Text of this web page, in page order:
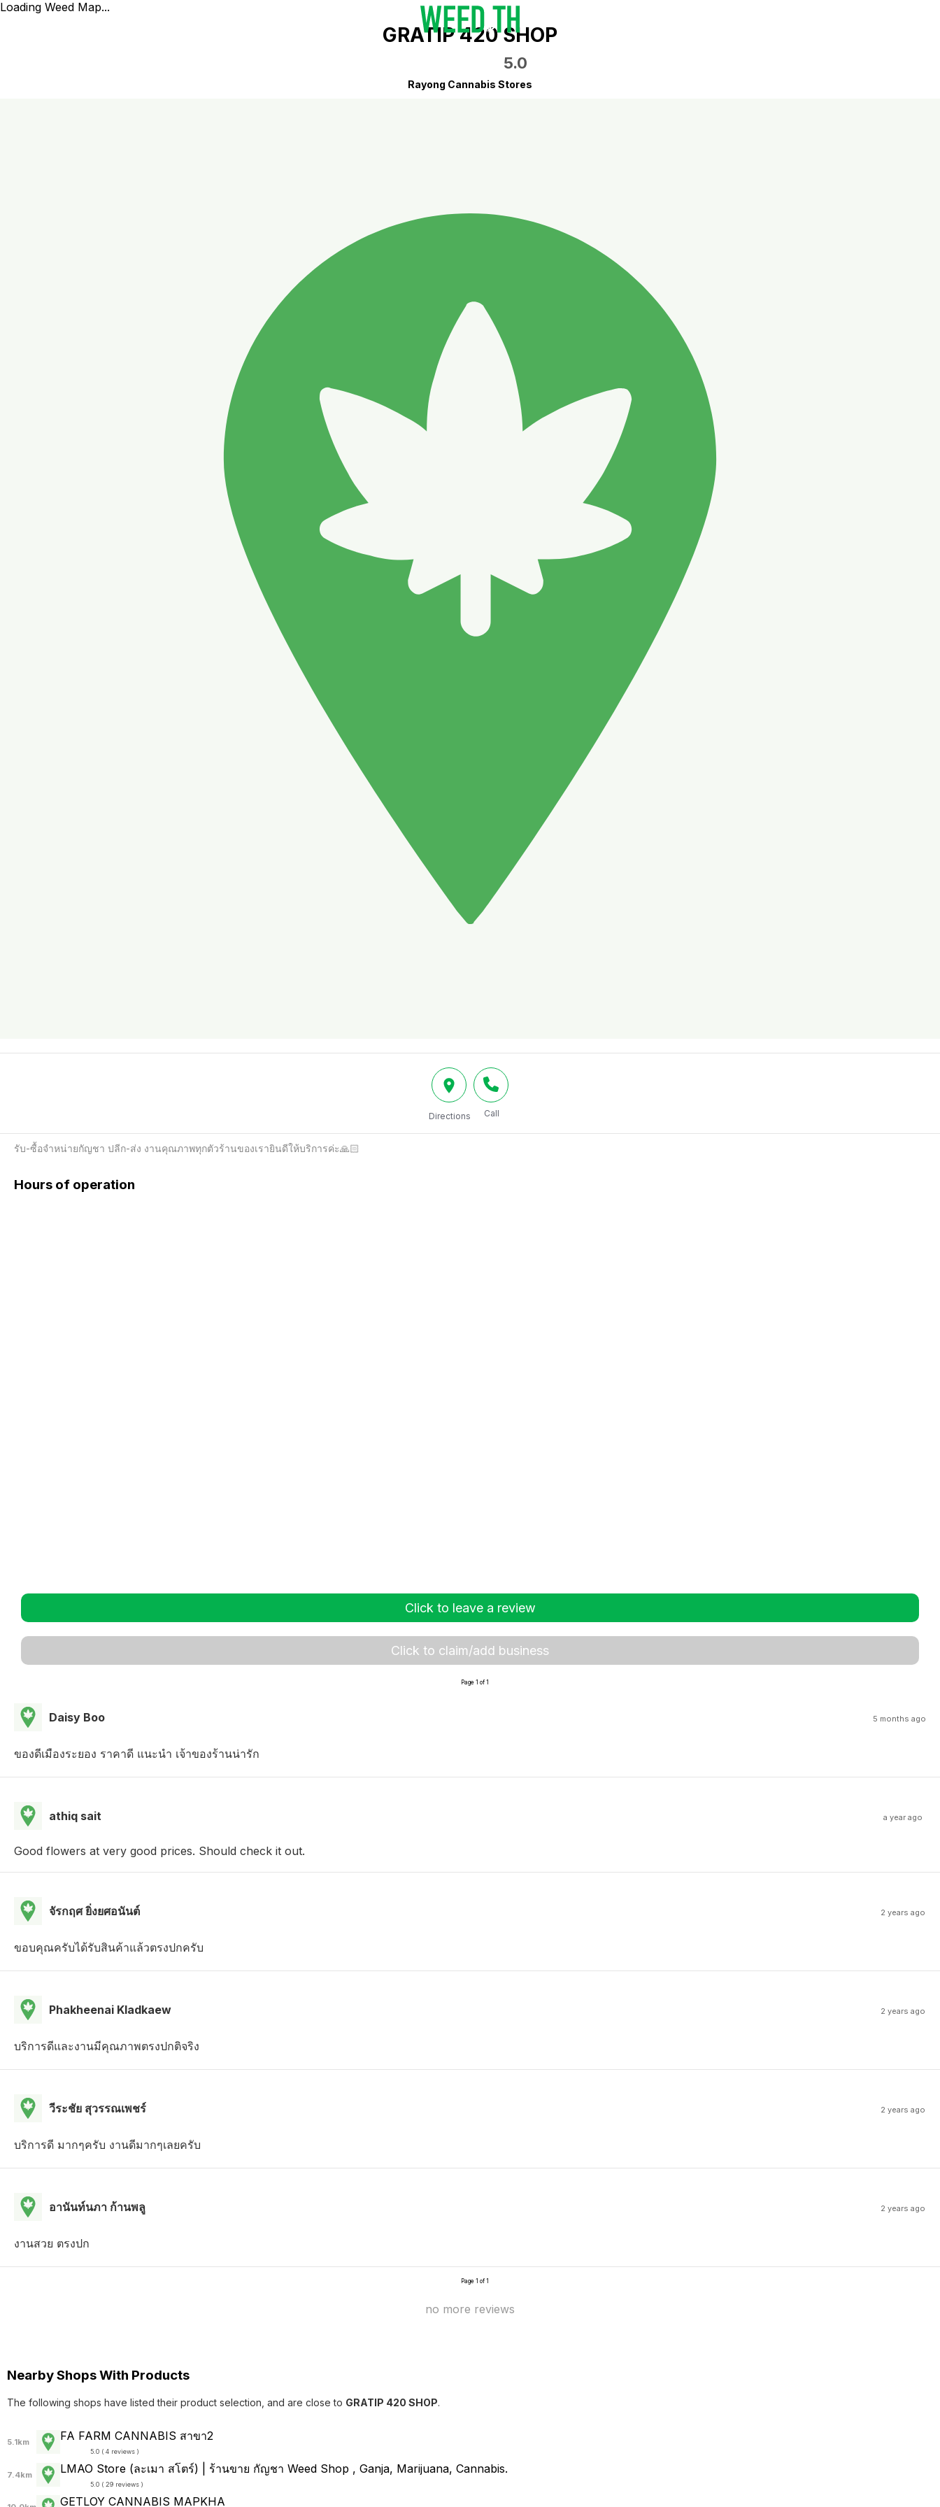
Loading Weed Map...
GRATIP 420 SHOP
5.0
Rayong Cannabis Stores
Directions Call
รับ-ซื้อจำหน่ายกัญชา ปลีก-ส่ง งานคุณภาพทุกตัวร้านของเรายินดีให้บริการค่ะ🙏🏻
Hours of operation
Click to leave a review
Click to claim/add business
Page 1 of 1
Daisy Boo 5 months ago
ของดีเมืองระยอง ราคาดี แนะนำ เจ้าของร้านน่ารัก
athiq sait a year ago
Good flowers at very good prices. Should check it out.
จัรกฤศ ยิ่งยศอนันต์ 2 years ago
ขอบคุณครับได้รับสินค้าแล้วตรงปกครับ
Phakheenai Kladkaew 2 years ago
บริการดีและงานมีคุณภาพตรงปกติจริง
วีระชัย สุวรรณเพชร์ 2 years ago
บริการดี มากๆครับ งานดีมากๆเลยครับ
อานันท์นภา ก้านพลู 2 years ago
งานสวย ตรงปก
Page 1 of 1
no more reviews
Nearby Shops With Products
The following shops have listed their product selection, and are close to GRATIP 420 SHOP.
5.1km FA FARM CANNABIS สาขา2
5.0 ( 4 reviews )
7.4km LMAO Store (ละเมา สโตร์) | ร้านขาย กัญชา Weed Shop , Ganja, Marijuana, Cannabis.
5.0 ( 29 reviews )
GETLOY CANNABIS MAPKHA